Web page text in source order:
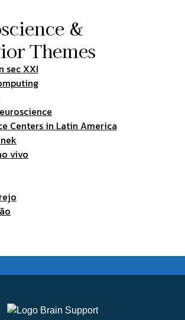
&
Themes
sec XXI
Centers in Latin America
vivo